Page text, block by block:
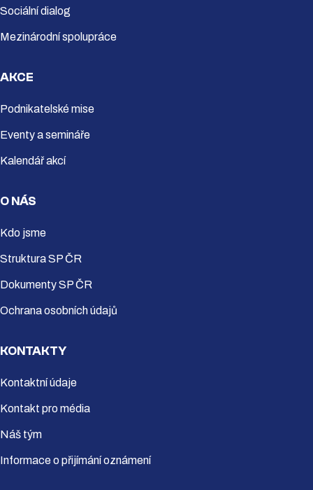
Sociální dialog
Mezinárodní spolupráce
AKCE
Podnikatelské mise
Eventy a semináře
Kalendář akcí
O NÁS
Kdo jsme
Struktura SP ČR
Dokumenty SP ČR
Ochrana osobních údajů
KONTAKTY
Kontaktní údaje
Kontakt pro média
Náš tým
Informace o přijímání oznámení